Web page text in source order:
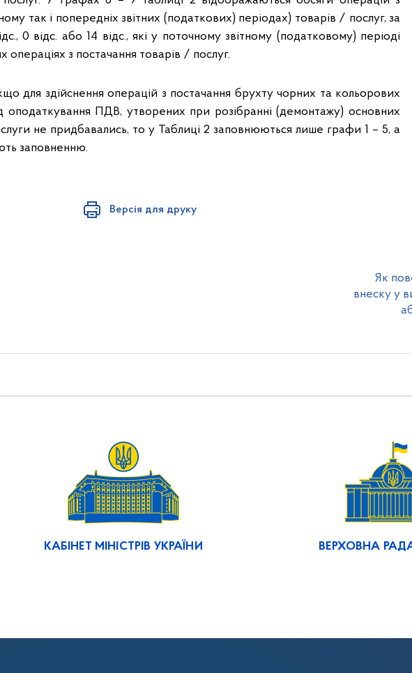
так і попередніх звітних (податкових) періодах) товарів / послуг, за
0 відс. або 14 відс., які у поточному звітному (податковому) періоді
операціях з постачання товарів / послуг.
для здійснення операцій з постачання брухту чорних та кольорових
оподаткування ПДВ, утворених при розібранні (демонтажу) основних
не придбавались, то у Таблиці 2 заповнюються лише графи 1 – 5, а
заповненню.
Версія для друку
Як
внеску у
КАБІНЕТ МІНІСТРІВ УКРАЇНИ ВЕРХОВНА